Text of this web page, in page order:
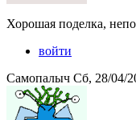
Хорошая поделка,
войти
Самопалыч Сб, 28/04/